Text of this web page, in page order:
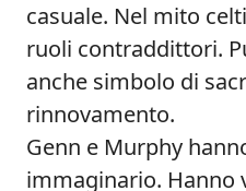
casuale. Nel mito
ruoli contraddittori.
anche simbolo di
rinnovamento.
Genn e Murphy
immaginario. Hanno